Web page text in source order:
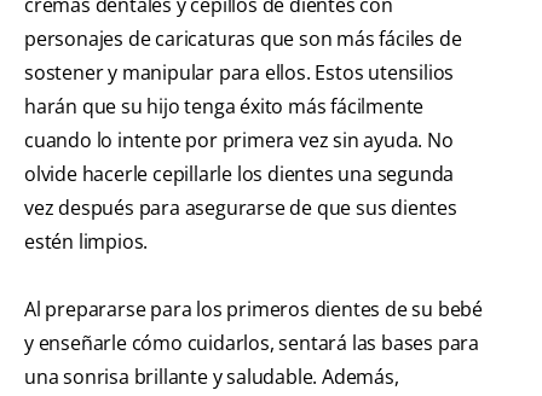
personajes de caricaturas que son más fáciles de
sostener y manipular para ellos. Estos utensilios
harán que su hijo tenga éxito más fácilmente
cuando lo intente por primera vez sin ayuda. No
olvide hacerle cepillarle los dientes una segunda
vez después para asegurarse de que sus dientes
estén limpios.
Al prepararse para los primeros dientes de su bebé
y enseñarle cómo cuidarlos, sentará las bases para
una sonrisa brillante y saludable. Además,